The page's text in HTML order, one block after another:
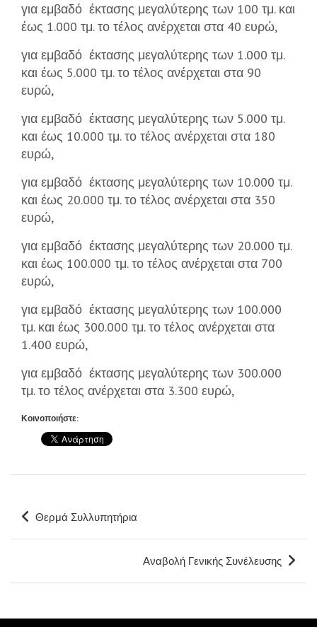
για εμβαδό έκτασης μεγαλύτερης των 100 τμ. και
έως 1.000 τμ. το τέλος ανέρχεται στα 40 ευρώ,
για εμβαδό έκτασης μεγαλύτερης των 1.000 τμ.
και έως 5.000 τμ. το τέλος ανέρχεται στα 90
ευρώ,
για εμβαδό έκτασης μεγαλύτερης των 5.000 τμ.
και έως 10.000 τμ. το τέλος ανέρχεται στα 180
ευρώ,
για εμβαδό έκτασης μεγαλύτερης των 10.000 τμ.
και έως 20.000 τμ. το τέλος ανέρχεται στα 350
ευρώ,
για εμβαδό έκτασης μεγαλύτερης των 20.000 τμ.
και έως 100.000 τμ. το τέλος ανέρχεται στα 700
ευρώ,
για εμβαδό έκτασης μεγαλύτερης των 100.000
τμ. και έως 300.000 τμ. το τέλος ανέρχεται στα
1.400 ευρώ,
για εμβαδό έκτασης μεγαλύτερης των 300.000
τμ. το τέλος ανέρχεται στα 3.300 ευρώ,
Κοινοποιήστε:
Πλοήγηση
άρθρων
Θερμά Συλλυπητήρια
Αναβολή Γενικής Συνέλευσης